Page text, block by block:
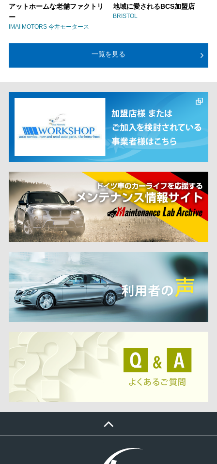
アットホームな老舗ファクトリ
ー
IMAI MOTORS 今井モータース
地域に愛されるBCS加盟店
BRISTOL
一覧を見る